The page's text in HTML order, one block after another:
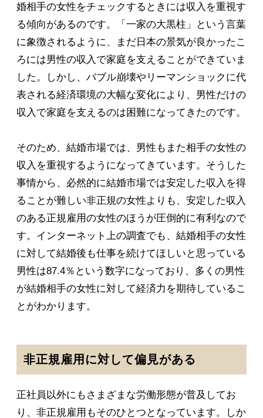
婚相手の女性をチェックするときには収入を重視す
る傾向があるのです。「一家の大黒柱」という言葉
に象徴されるように、まだ日本の景気が良かったこ
ろには男性の収入で家庭を支えることができていま
した。しかし、バブル崩壊やリーマンショックに代
表される経済環境の大幅な変化により、男性だけの
収入で家庭を支えるのは困難になってきたのです。
そのため、結婚市場では、男性もまた相手の女性の
収入を重視するようになってきています。そうした
事情から、必然的に結婚市場では安定した収入を得
ることが難しい非正規の女性よりも、安定した収入
のある正規雇用の女性のほうが圧倒的に有利なので
す。インターネット上の調査でも、結婚相手の女性
に対して結婚後も仕事を続けてほしいと思っている
男性は87.4％という数字になっており、多くの男性
が結婚相手の女性に対して経済力を期待しているこ
とがわかります。
非正規雇用に対して偏見がある
正社員以外にもさまざまな労働形態が普及してお
り、非正規雇用もそのひとつとなっています。しか